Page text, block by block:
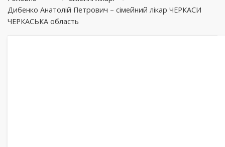
Дибенко Анатолій Петрович – сімейний лікар ЧЕРКАСИ
ЧЕРКАСЬКА область